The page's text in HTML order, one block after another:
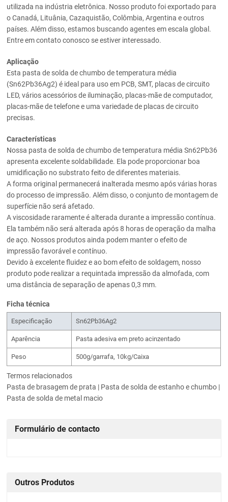
utilizada na indústria eletrônica. Nosso produto foi exportado para
o Canadá, Lituânia, Cazaquistão, Colômbia, Argentina e outros
países. Além disso, estamos buscando agentes em escala global.
Entre em contato conosco se estiver interessado.
Aplicação
Esta pasta de solda de chumbo de temperatura média
(Sn62Pb36Ag2) é ideal para uso em PCB, SMT, placas de circuito
LED, vários acessórios de iluminação, placas-mãe de computador,
placas-mãe de telefone e uma variedade de placas de circuito
precisas.
Características
Nossa pasta de solda de chumbo de temperatura média Sn62Pb36
apresenta excelente soldabilidade. Ela pode proporcionar boa
umidificação no substrato feito de diferentes materiais.
A forma original permanecerá inalterada mesmo após várias horas
do processo de impressão. Além disso, o conjunto de montagem de
superfície não será afetado.
A viscosidade raramente é alterada durante a impressão contínua.
Ela também não será alterada após 8 horas de operação da malha
de aço. Nossos produtos ainda podem manter o efeito de
impressão favorável e contínuo.
Devido à excelente fluidez e ao bom efeito de soldagem, nosso
produto pode realizar a requintada impressão da almofada, com
uma distância de separação de apenas 0,3 mm.
Ficha técnica
Especificação Sn62Pb36Ag2
Aparência Pasta adesiva em preto acinzentado
Peso 500g/garrafa, 10kg/Caixa
Termos relacionados
Pasta de brasagem de prata | Pasta de solda de estanho e chumbo |
Pasta de solda de metal macio
Formulário de contacto
Outros Produtos